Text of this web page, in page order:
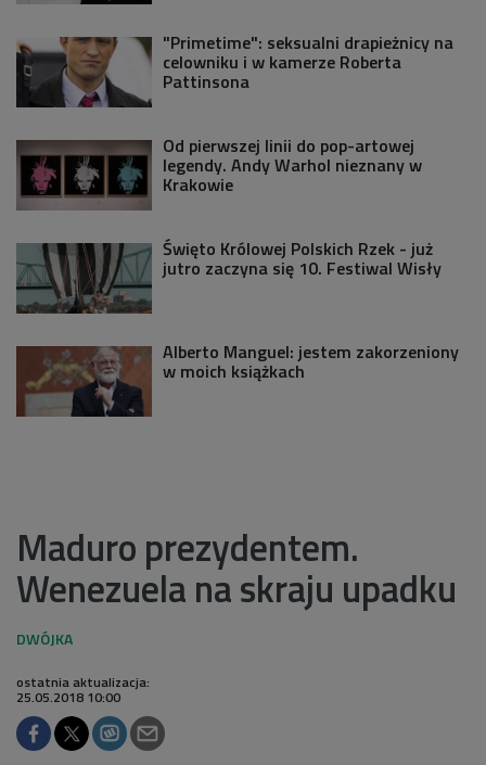
"Primetime": seksualni drapieżnicy na
celowniku i w kamerze Roberta
Pattinsona
Od pierwszej linii do pop-artowej
legendy. Andy Warhol nieznany w
Krakowie
Święto Królowej Polskich Rzek - już
jutro zaczyna się 10. Festiwal Wisły
Alberto Manguel: jestem zakorzeniony
w moich książkach
Maduro prezydentem.
Wenezuela na skraju upadku
ostatnia aktualizacja:
25.05.2018 10:00